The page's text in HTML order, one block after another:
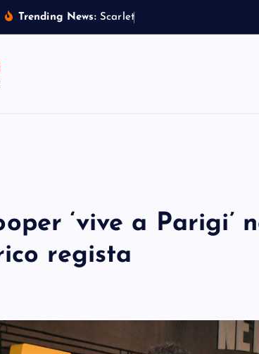
Trending News: Scar et
‘vive a Parigi’
regista